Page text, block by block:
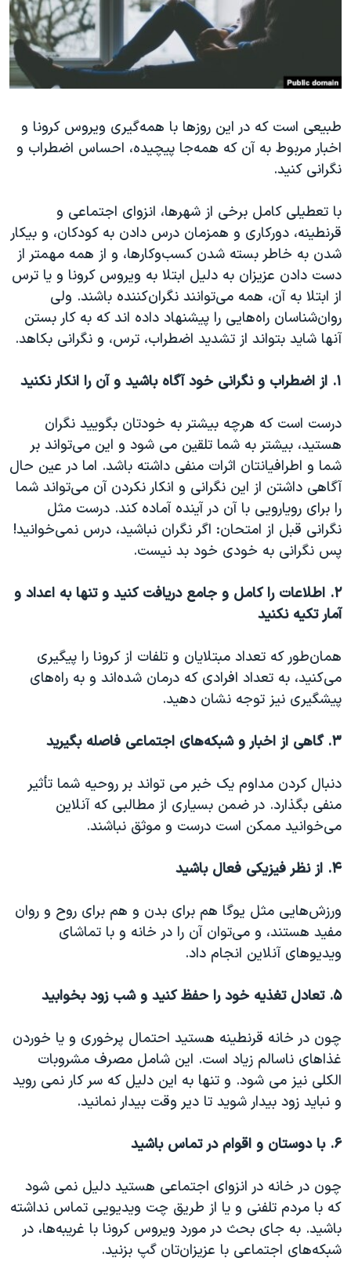
حقوق شهروندی
اسرائیل در جنگ
گالری عکس
انتخابات ریاست جمهوری آمریکا ۲۰۲۴
ورزش زنان در ایران
اعتراضات زن، زندگی، آزادی
تریبونال مردمی آبان ۹۸
دادگاه حمید نوری
چهل سال گروگان‌گیری
قانون شفافیت دارائی کادر رهبری ایران
اعتراضات مردمی آبان ۹۸
نرگس محمدی برنده جایزه نوبل صلح
صفحه‌های ویژه
سفر پرزیدنت ترامپ به چین
زبانهای مختلف
طبیعی است که در این روزها با همه‌گیری ویروس کرونا و
اخبار مربوط به آن که همه‌جا پیچیده، احساس اضطراب و
نگرانی کنید.
با تعطیلی کامل برخی از شهرها، انزوای اجتماعی و
قرنطینه، دورکاری و همزمان درس دادن به کودکان، و بیکار
شدن به خاطر بسته شدن کسب‌وکارها، و از همه مهمتر از
دست دادن عزیزان به دلیل ابتلا به ویروس کرونا و یا ترس
از ابتلا به آن، همه می‌توانند نگران‌کننده باشند. ولی
روان‌شناسان راه‌هایی را پیشنهاد داده اند که به کار بستن
آنها شاید بتواند از تشدید اضطراب، ترس، و نگرانی بکاهد.
۱. از اضطراب و نگرانی خود آگاه باشید و آن را انکار نکنید
درست است که هرچه بیشتر به خودتان بگویید نگران
هستید، بیشتر به شما تلقین می شود و این می‌تواند بر
شما و اطرافیانتان اثرات منفی‌ داشته باشد. اما در عین حال
آگاهی داشتن از این نگرانی و انکار نکردن آن می‌تواند شما
را برای رویارویی با آن در آینده آماده کند. درست مثل
نگرانی قبل از امتحان:‌ اگر نگران نباشید، درس نمی‌خوانید!
پس نگرانی به خودی خود بد نیست.
۲. اطلاعات را کامل و جامع دریافت کنید و تنها به اعداد و
آمار تکیه نکنید
همان‌طور که تعداد مبتلایان و تلفات از کرونا را پیگیری
می‌کنید، به تعداد افرادی که درمان شده‌اند و به راه‌های
پیشگیری نیز توجه نشان دهید.
۳. گاهی از اخبار و ‌شبکه‌های اجتماعی فاصله بگیرید
دنبال کردن مداوم یک خبر می تواند بر روحیه شما تأثیر
منفی بگذارد. در ضمن بسیاری از مطالبی که آنلاین
می‌خوانید ممکن است درست و موثق نباشند.
۴. از نظر فیزیکی فعال باشید
ورزش‌هایی مثل یوگا هم برای بدن و هم برای روح و روان
مفید هستند، و می‌توان آن را در خانه و با تماشای
ویدیوهای آنلاین انجام داد.
۵. تعادل تغذیه خود را حفظ کنید و شب زود بخوابید
چون در خانه قرنطینه هستید احتمال پرخوری و یا خوردن
غذاهای ناسالم زیاد است. این شامل مصرف مشروبات
الکلی نیز می شود. و تنها به این دلیل که سر کار نمی روید
و نباید زود بیدار شوید تا دیر وقت بیدار نمانید.
۶. با دوستان و اقوام در تماس باشید
چون در خانه در انزوای اجتماعی هستید دلیل نمی شود
که با مردم تلفنی و یا از طریق چت ویدیویی تماس نداشته
باشید. به جای بحث در مورد ویروس کرونا با غریبه‌ها، در
شبکه‌های اجتماعی با عزیزان‌تان گپ بزنید.